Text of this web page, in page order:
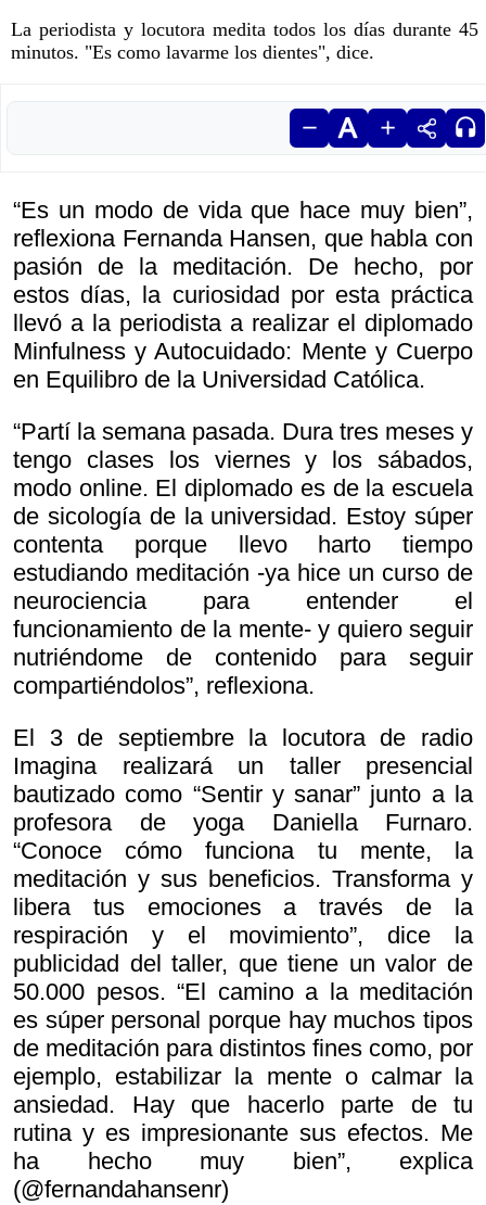
La periodista y locutora medita todos los días durante 45
minutos. "Es como lavarme los dientes", dice.
“Es un modo de vida que hace muy bien”,
reflexiona Fernanda Hansen, que habla con
pasión de la meditación. De hecho, por
estos días, la curiosidad por esta práctica
llevó a la periodista a realizar el diplomado
Minfulness y Autocuidado: Mente y Cuerpo
en Equilibro de la Universidad Católica.
“Partí la semana pasada. Dura tres meses y
tengo clases los viernes y los sábados,
modo online. El diplomado es de la escuela
de sicología de la universidad. Estoy súper
contenta porque llevo harto tiempo
estudiando meditación -ya hice un curso de
neurociencia para entender el
funcionamiento de la mente- y quiero seguir
nutriéndome de contenido para seguir
compartiéndolos”, reflexiona.
El 3 de septiembre la locutora de radio
Imagina realizará un taller presencial
bautizado como “Sentir y sanar” junto a la
profesora de yoga Daniella Furnaro.
“Conoce cómo funciona tu mente, la
meditación y sus beneficios. Transforma y
libera tus emociones a través de la
respiración y el movimiento”, dice la
publicidad del taller, que tiene un valor de
50.000 pesos. “El camino a la meditación
es súper personal porque hay muchos tipos
de meditación para distintos fines como, por
ejemplo, estabilizar la mente o calmar la
ansiedad. Hay que hacerlo parte de tu
rutina y es impresionante sus efectos. Me
ha hecho muy bien”, explica
(@fernandahansenr)